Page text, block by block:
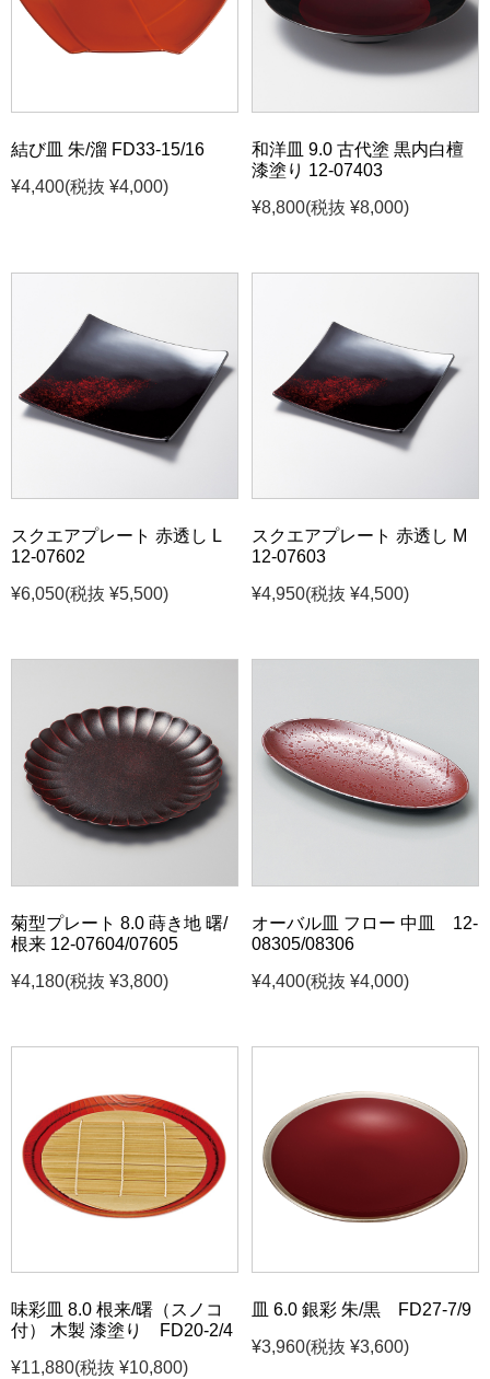
結び皿 朱/溜 FD33-15/16
¥4,400(税抜 ¥4,000)
和洋皿 9.0 古代塗 黒内白檀
漆塗り 12-07403
¥8,800(税抜 ¥8,000)
スクエアプレート 赤透し L
12-07602
¥6,050(税抜 ¥5,500)
スクエアプレート 赤透し M
12-07603
¥4,950(税抜 ¥4,500)
菊型プレート 8.0 蒔き地 曙/
根来 12-07604/07605
¥4,180(税抜 ¥3,800)
オーバル皿 フロー 中皿 12-
08305/08306
¥4,400(税抜 ¥4,000)
味彩皿 8.0 根来/曙（スノコ
付） 木製 漆塗り FD20-2/4
¥11,880(税抜 ¥10,800)
皿 6.0 銀彩 朱/黒 FD27-7/9
¥3,960(税抜 ¥3,600)